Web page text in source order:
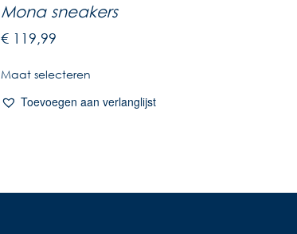
Mona sneakers
€ 119,99
Maat selecteren
Toevoegen aan verlanglijst